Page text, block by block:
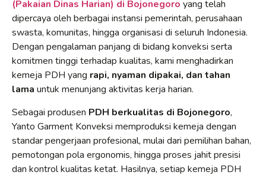
(Pakaian Dinas Harian) di Bojonegoro yang telah
dipercaya oleh berbagai instansi pemerintah, perusahaan
swasta, komunitas, hingga organisasi di seluruh Indonesia.
Dengan pengalaman panjang di bidang konveksi serta
komitmen tinggi terhadap kualitas, kami menghadirkan
kemeja PDH yang rapi, nyaman dipakai, dan tahan
lama untuk menunjang aktivitas kerja harian.
Sebagai produsen PDH berkualitas di Bojonegoro,
Yanto Garment Konveksi memproduksi kemeja dengan
standar pengerjaan profesional, mulai dari pemilihan bahan,
pemotongan pola ergonomis, hingga proses jahit presisi
dan kontrol kualitas ketat. Hasilnya, setiap kemeja PDH